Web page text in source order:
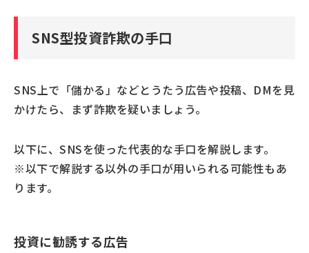
SNS型投資詐欺の手口
SNS上で「儲かる」などとうたう広告や投稿、DMを見
かけたら、まず詐欺を疑いましょう。
以下に、SNSを使った代表的な手口を解説します。
※以下で解説する以外の手口が用いられる可能性もあ
ります。
投資に勧誘する広告